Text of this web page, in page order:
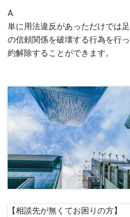
A.
単に用法違反があっただけでは
の信頼関係を破壊する行為を行
約解除することができます。
【相談先が無くてお困りの方】